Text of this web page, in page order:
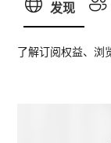
发现
了解订阅权益、浏